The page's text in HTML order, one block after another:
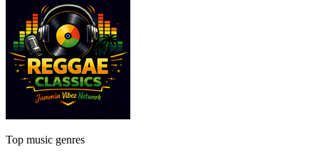
Top music genres